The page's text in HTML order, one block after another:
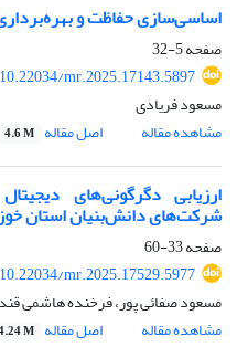
اساسی‌سازی حفاظت و بهره‌برداری
صفحه5-32
10.22034/mr.2025.17143.5897
مسعود فریادی
مشاهده مقاله
اصل مقاله 4.6 M
ارزیابی دگرگونی‌های
شرکت‌های دانش‌بنیان استان
صفحه33-60
10.22034/mr.2025.17529.5977
مسعود صفائی پور، فرخنده هاشمی
مشاهده مقاله
اصل مقاله M